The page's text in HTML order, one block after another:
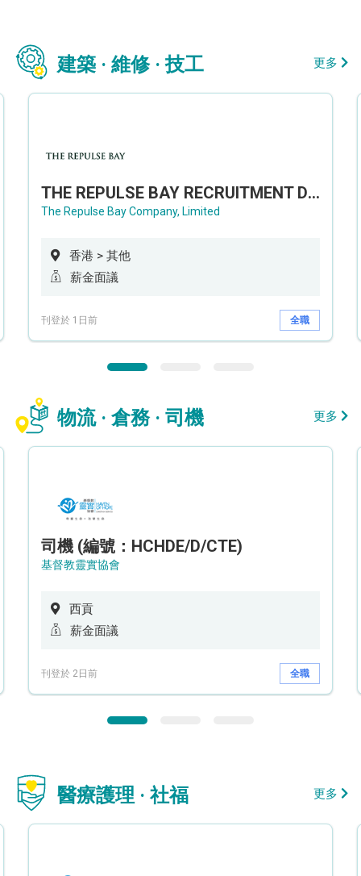
建築 · 維修 · 技工 更多
THE REPULSE BAY RECRUITMENT DAY 淺水灣影灣園人才招聘會
The Repulse Bay Company, Limited
香港 > 其他
薪金面議
刊登於 1日前 全職
物流 · 倉務 · 司機 更多
司機 (編號：HCHDE/D/CTE)
基督教靈實協會
西貢
薪金面議
刊登於 2日前 全職
醫療護理 · 社福 更多